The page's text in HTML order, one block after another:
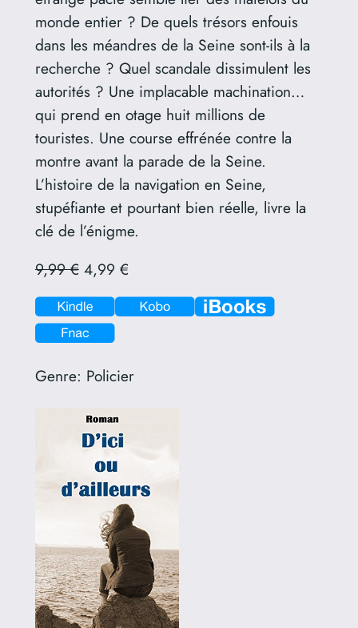
monde entier ? De quels trésors enfouis
dans les méandres de la Seine sont-ils à la
recherche ? Quel scandale dissimulent les
autorités ? Une implacable machination…
qui prend en otage huit millions de
touristes. Une course effrénée contre la
montre avant la parade de la Seine.
L’histoire de la navigation en Seine,
stupéfiante et pourtant bien réelle, livre la
clé de l’énigme.
9,99 €4,99 €
Genre: Policier